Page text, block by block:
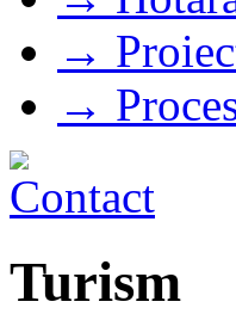
→
→
Turism